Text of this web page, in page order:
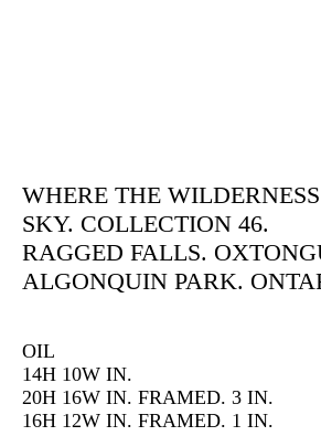
WHERE THE
SKY. COLLECTION 46.
RAGGED FALLS.
ALGONQUIN PARK.
OIL
14H 10W IN.
20H 16W IN. FRAMED. 3 IN.
16H 12W IN. FRAMED. 1 IN.